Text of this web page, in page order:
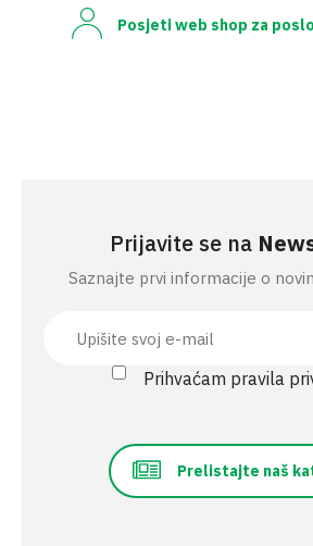
Posjeti web shop za
Prijavite se na
Saznajte prvi informacije o
Prihvaćam pravila
Prelistajte naš